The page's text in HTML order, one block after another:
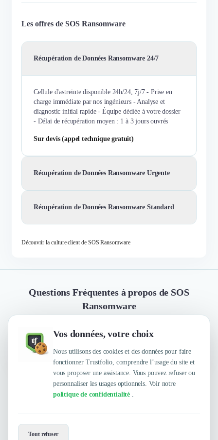
Vos données, votre choix
Nous utilisons des cookies et des données pour faire
fonctionner Trustfolio, comprendre l’usage du site et
vous proposer une assistance. Vous pouvez refuser ou
personnaliser les usages optionnels. Voir notre
politique de confidentialité .
Tout refuser
Les offres de SOS Ransomware
Récupération de Données Ransomware 24/7
Cellule d'astreinte disponible 24h/24, 7j/7 - Prise en
charge immédiate par nos ingénieurs - Analyse et
diagnostic initial rapide - Équipe dédiée à votre dossier
- Délai de récupération moyen : 1 à 3 jours ouvrés
Sur devis (appel technique gratuit)
Récupération de Données Ransomware Urgente
Récupération de Données Ransomware Standard
Découvrir la culture client de SOS Ransomware
Questions Fréquentes à propos de SOS
Ransomware
Quelles sont les principales qualités que leur
reconnaissent leurs clients ?
Trustfolio a authentifié les feedbacks suivants :
Efficacité, Rapidité, Réactivité, Approche 360°,
Professionalisme, Service irréprochable,